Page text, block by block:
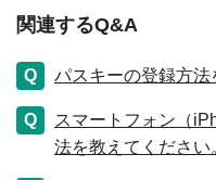
関連するQ&A
パスキーの登録方法
スマートフォン（
法を教えてください